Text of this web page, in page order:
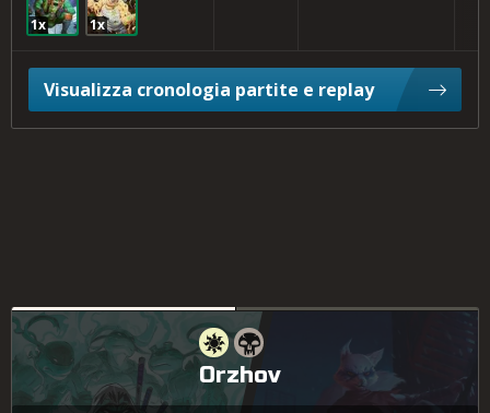
1x 1x
Visualizza cronologia partite e replay
Orzhov